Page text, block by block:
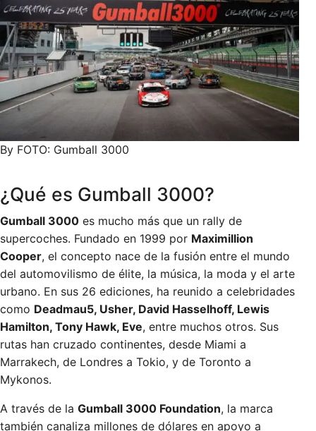
By FOTO: Gumball 3000
¿Qué es Gumball 3000?
Gumball 3000 es mucho más que un rally de
supercoches. Fundado en 1999 por Maximillion
Cooper, el concepto nace de la fusión entre el mundo
del automovilismo de élite, la música, la moda y el arte
urbano. En sus 26 ediciones, ha reunido a celebridades
como Deadmau5, Usher, David Hasselhoff, Lewis
Hamilton, Tony Hawk, Eve, entre muchos otros. Sus
rutas han cruzado continentes, desde Miami a
Marrakech, de Londres a Tokio, y de Toronto a
Mykonos.
A través de la Gumball 3000 Foundation, la marca
también canaliza millones de dólares en apoyo a